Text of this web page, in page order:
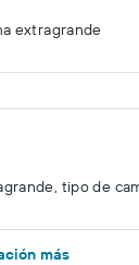
extragrande
tipo de
más